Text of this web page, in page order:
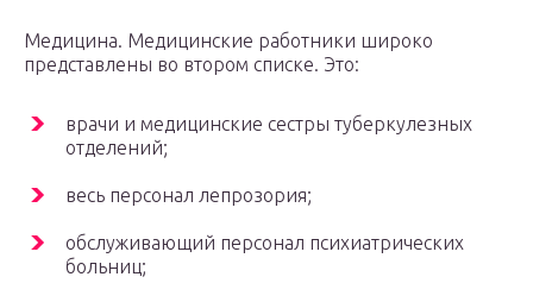
Медицина. Медицинские работники широко
представлены во втором списке. Это:
врачи и медицинские сестры туберкулезных
отделений;
весь персонал лепрозория;
обслуживающий персонал психиатрических
больниц;